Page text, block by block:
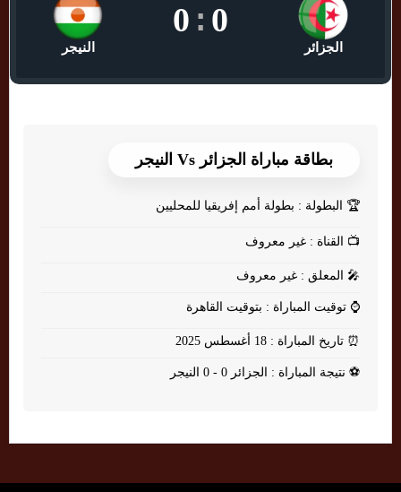
الجزائر
0
:
0
النيجر
بطاقة مباراة الجزائر Vs النيجر
🏆 البطولة : بطولة أمم إفريقيا للمحليين
📺 القناة : غير معروف
🎤 المعلق : غير معروف
⌚ توقيت المباراة : بتوقيت القاهرة
⏰ تاريخ المباراة : 18 أغسطس 2025
⚽ نتيجة المباراة : الجزائر 0 - 0 النيجر